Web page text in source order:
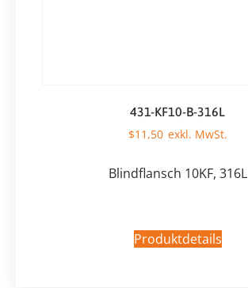
431-KF10-B-316L
$11,50
Blindflansch 10KF, 316L
Produktdetails